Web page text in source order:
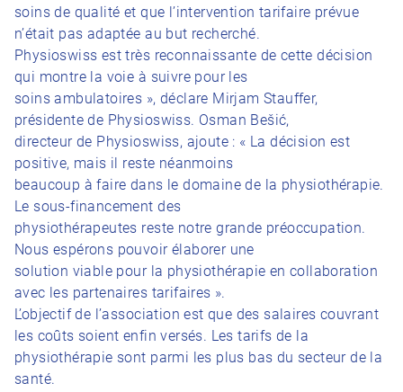
soins de qualité et que l’intervention tarifaire prévue
n’était pas adaptée au but recherché.
Physioswiss est très reconnaissante de cette décision
qui montre la voie à suivre pour les
soins ambulatoires », déclare Mirjam Stauffer,
présidente de Physioswiss. Osman Bešić,
directeur de Physioswiss, ajoute : « La décision est
positive, mais il reste néanmoins
beaucoup à faire dans le domaine de la physiothérapie.
Le sous-financement des
physiothérapeutes reste notre grande préoccupation.
Nous espérons pouvoir élaborer une
solution viable pour la physiothérapie en collaboration
avec les partenaires tarifaires ».
L’objectif de l’association est que des salaires couvrant
les coûts soient enfin versés. Les tarifs de la
physiothérapie sont parmi les plus bas du secteur de la
santé.